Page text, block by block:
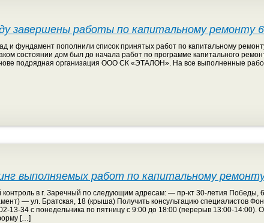
завершены работы по капитальному ремонту
и фундамент пополнили список принятых работ по капитальному
состоянии дом был до начала работ по программе капитального
подрядная организация ООО СК «ЭТАЛОН». На все выполненные
выполняемых работ по капитальному
контроль в г. Заречный по следующим адресам: — пр-кт 30-летия
— ул. Братская, 18 (крыша) Получить консультацию специалистов
13-34 с понедельника по пятницу с 9:00 до 18:00 (перерыв 13:00-
[…]